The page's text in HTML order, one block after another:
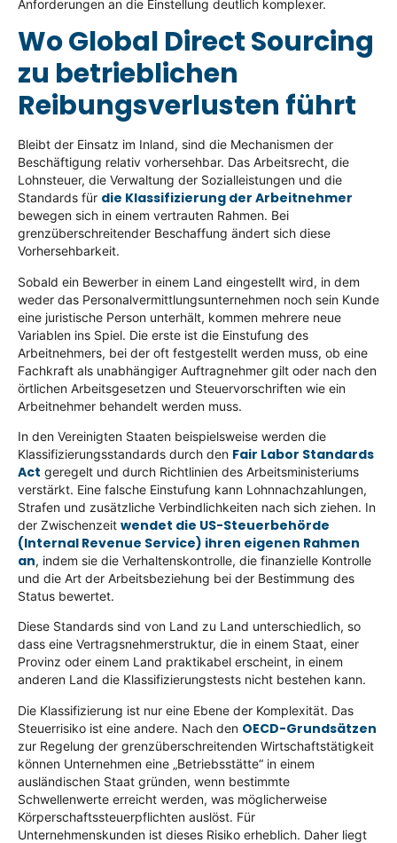
Anforderungen an die Einstellung deutlich komplexer.
Wo Global Direct Sourcing
zu betrieblichen
Reibungsverlusten führt
Bleibt der Einsatz im Inland, sind die Mechanismen der
Beschäftigung relativ vorhersehbar. Das Arbeitsrecht, die
Lohnsteuer, die Verwaltung der Sozialleistungen und die
Standards für die Klassifizierung der Arbeitnehmer
bewegen sich in einem vertrauten Rahmen. Bei
grenzüberschreitender Beschaffung ändert sich diese
Vorhersehbarkeit.
Sobald ein Bewerber in einem Land eingestellt wird, in dem
weder das Personalvermittlungsunternehmen noch sein Kunde
eine juristische Person unterhält, kommen mehrere neue
Variablen ins Spiel. Die erste ist die Einstufung des
Arbeitnehmers, bei der oft festgestellt werden muss, ob eine
Fachkraft als unabhängiger Auftragnehmer gilt oder nach den
örtlichen Arbeitsgesetzen und Steuervorschriften wie ein
Arbeitnehmer behandelt werden muss.
In den Vereinigten Staaten beispielsweise werden die
Klassifizierungsstandards durch den Fair Labor Standards
Act geregelt und durch Richtlinien des Arbeitsministeriums
verstärkt. Eine falsche Einstufung kann Lohnnachzahlungen,
Strafen und zusätzliche Verbindlichkeiten nach sich ziehen. In
der Zwischenzeit wendet die US-Steuerbehörde
(Internal Revenue Service) ihren eigenen Rahmen
an, indem sie die Verhaltenskontrolle, die finanzielle Kontrolle
und die Art der Arbeitsbeziehung bei der Bestimmung des
Status bewertet.
Diese Standards sind von Land zu Land unterschiedlich, so
dass eine Vertragsnehmerstruktur, die in einem Staat, einer
Provinz oder einem Land praktikabel erscheint, in einem
anderen Land die Klassifizierungstests nicht bestehen kann.
Die Klassifizierung ist nur eine Ebene der Komplexität. Das
Steuerrisiko ist eine andere. Nach den OECD-Grundsätzen
zur Regelung der grenzüberschreitenden Wirtschaftstätigkeit
können Unternehmen eine „Betriebsstätte“ in einem
ausländischen Staat gründen, wenn bestimmte
Schwellenwerte erreicht werden, was möglicherweise
Körperschaftssteuerpflichten auslöst. Für
Unternehmenskunden ist dieses Risiko erheblich. Daher liegt